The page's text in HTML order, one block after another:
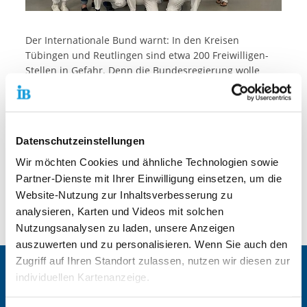
Datenschutzeinstellungen
Wir möchten Cookies und ähnliche Technologien sowie
Partner-Dienste mit Ihrer Einwilligung einsetzen, um die
Website-Nutzung zur Inhaltsverbesserung zu
analysieren, Karten und Videos mit solchen
Nutzungsanalysen zu laden, unsere Anzeigen
auszuwerten und zu personalisieren. Wenn Sie auch den
Zugriff auf Ihren Standort zulassen, nutzen wir diesen zur
individuellen Kartenanzeige.
Der Internationale Bund warnt: In den Kreisen
Tübingen und Reutlingen sind etwa 200 Freiwilligen-
Stellen in Gefahr. Denn die Bundesregierung wolle
kommendes Jahr knapp 80 Millionen Euro Fördermittel
streichen. Das bedeutet, dass die Bufdis weniger
verdienen. Der gute Verdienst war bisher Anreiz, den
Radio und Redaktion
am 20.9.2023 um 7:14 Uhr:
Beitrag mit Fotos
Sendung am 20.9.2023 um 19:30 Uhr:Zum TV-Beitrag
in SWR Aktuell
Zentrale IB-Websites:
Die Internationale Arbeit des IB